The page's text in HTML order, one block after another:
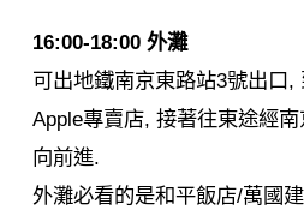
16:00-18:00 外灘
可出地鐵南京東路站3號出口,
Apple專賣店, 接著往東途經
向前進.
外灘必看的是和平飯店/萬國